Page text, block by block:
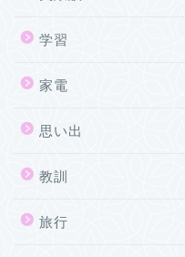
学習
家電
思い出
教訓
旅行